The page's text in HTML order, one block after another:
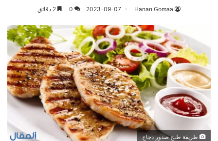
Hanan Gomaa
2023-09-07
0
طريقة طبخ صدور دجاج